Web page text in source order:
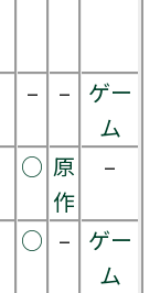
– –
ゲー
ム
○ 原
作
–
○ –
ゲー
ム